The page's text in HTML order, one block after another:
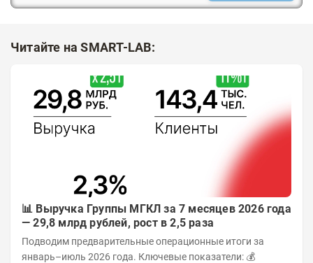
Читайте на SMART-LAB:
📊 Выручка Группы МГКЛ за 7 месяцев 2026 года
— 29,8 млрд рублей, рост в 2,5 раза
Подводим предварительные операционные итоги за
январь–июль 2026 года. Ключевые показатели: 💰